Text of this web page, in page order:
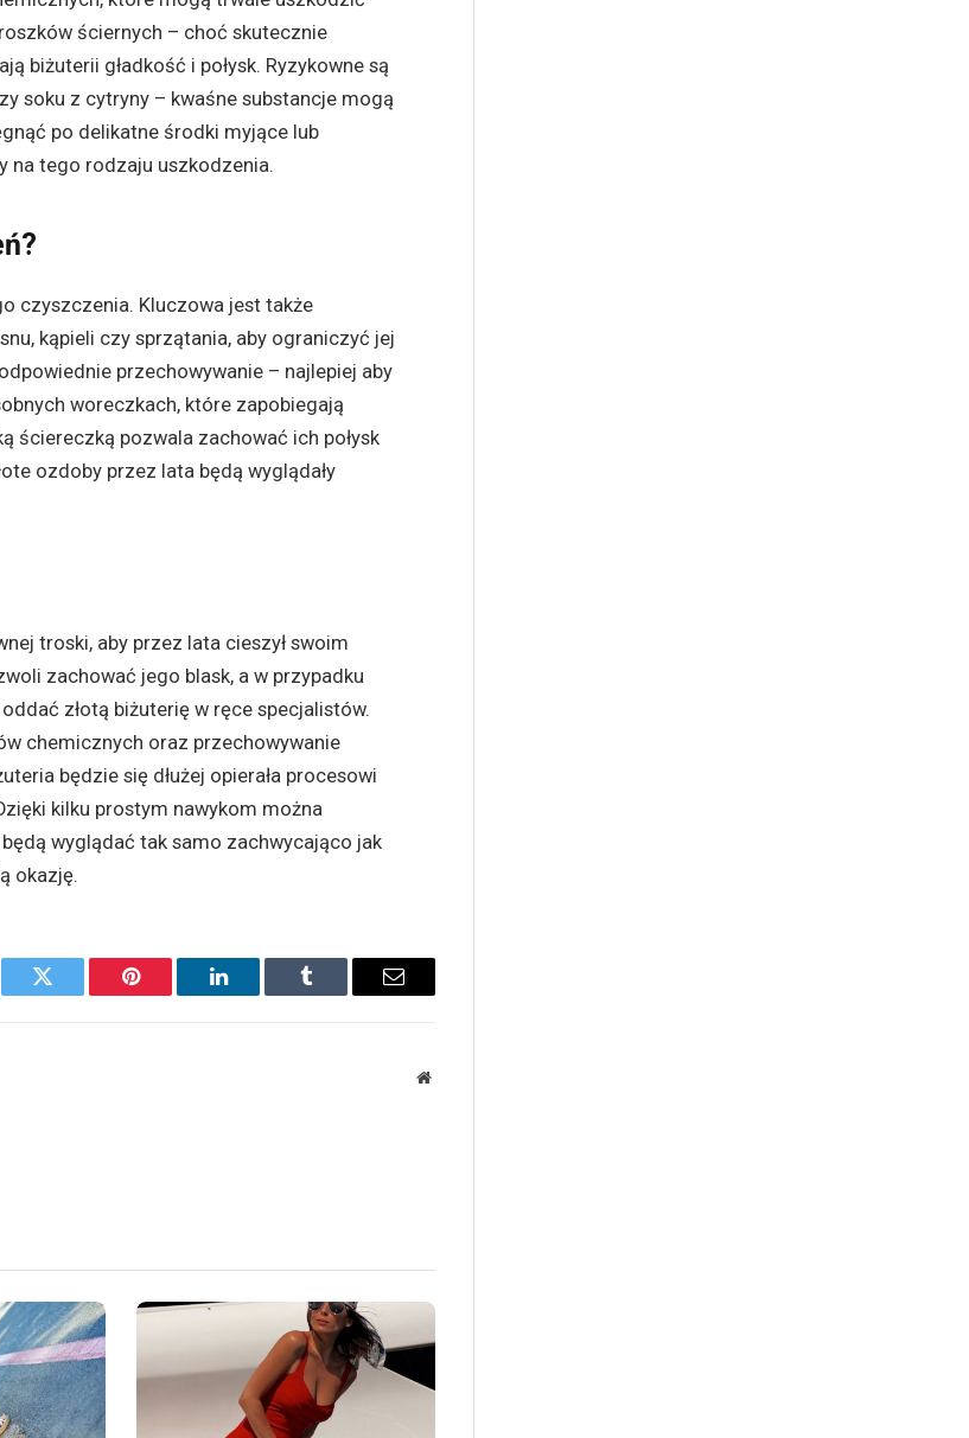
ściernych – choć skutecznie
biżuterii gładkość i połysk. Ryzykowne są
soku z cytryny – kwaśne substancje mogą
po delikatne środki myjące lub
na tego rodzaju uszkodzenia.
czyszczenia. Kluczowa jest także
kąpieli czy sprzątania, aby ograniczyć jej
przechowywanie – najlepiej aby
woreczkach, które zapobiegają
ściereczką pozwala zachować ich połysk
ozdoby przez lata będą wyglądały
troski, aby przez lata cieszył swoim
zachować jego blask, a w przypadku
złotą biżuterię w ręce specjalistów.
chemicznych oraz przechowywanie
będzie się dłużej opierała procesowi
kilku prostym nawykom można
wyglądać tak samo zachwycająco jak
okazję.
Twitter Pinterest LinkedIn Tumblr Email
Website